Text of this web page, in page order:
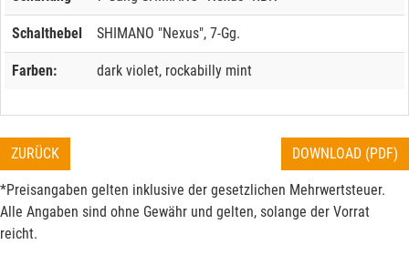
Schalthebel SHIMANO "Nexus", 7-Gg.
Farben: dark violet, rockabilly mint
ZURÜCK DOWNLOAD (PDF)
*Preisangaben gelten inklusive der gesetzlichen Mehrwertsteuer.
Alle Angaben sind ohne Gewähr und gelten, solange der Vorrat
reicht.